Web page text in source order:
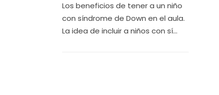
Los beneficios de tener a un niño
con síndrome de Down en el aula.
La idea de incluir a niños con sí...